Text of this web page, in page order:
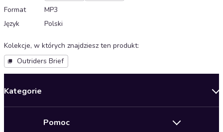
Format
MP3
Język
Polski
Kolekcje, w których znajdziesz ten produkt:
Outriders Brief
Kategorie
Pomoc